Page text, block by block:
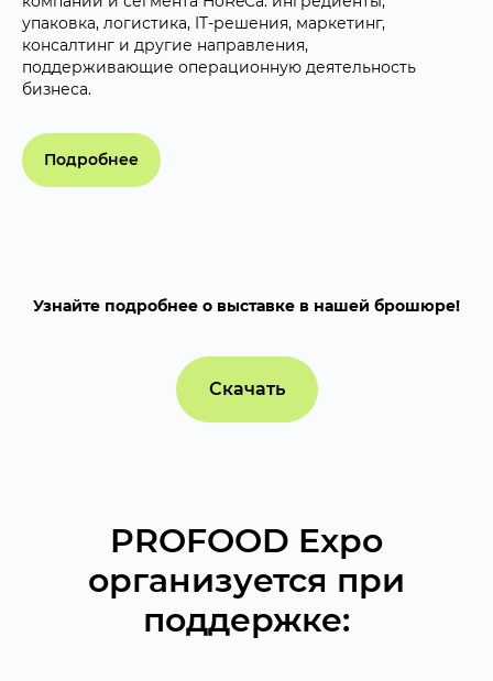
упаковка, логистика, IT-решения, маркетинг,
консалтинг и другие направления,
поддерживающие операционную деятельность
бизнеса.
Подробнее
Узнайте подробнее о выставке в нашей брошюре!
Скачать
PROFOOD Expo
организуется при
поддержке: